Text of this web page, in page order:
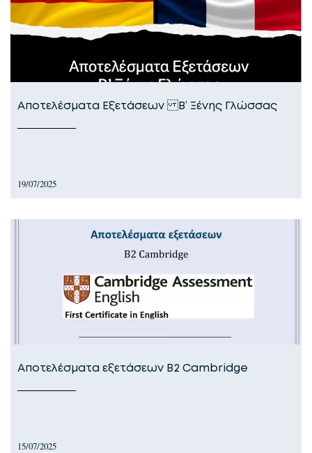
Αποτελέσματα Εξετάσεων Β’ Ξένης Γλώσσας
19/07/2025
Αποτελέσματα εξετάσεων B2 Cambridge
15/07/2025